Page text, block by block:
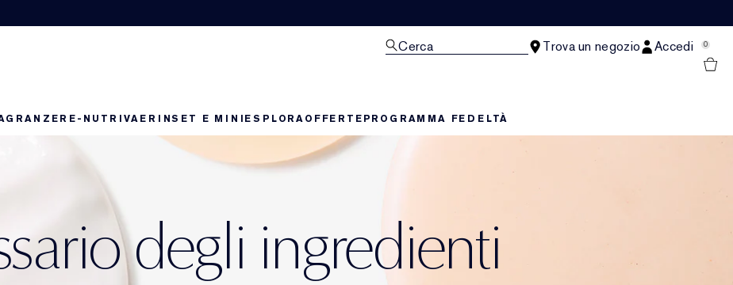
Cerca Trova un negozio Accedi 0
RE-NUTRIVAERINSET E MINIESPLORAOFFERTEPROGRAMMA FEDELTÀ
degli ingredienti